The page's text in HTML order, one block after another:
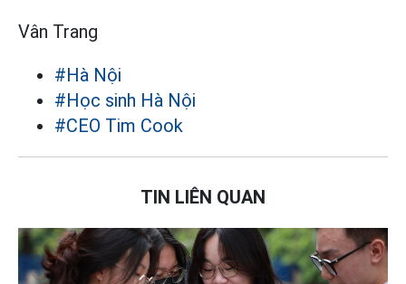
Vân Trang
#Hà Nội
#Học sinh Hà Nội
#CEO Tim Cook
TIN LIÊN QUAN